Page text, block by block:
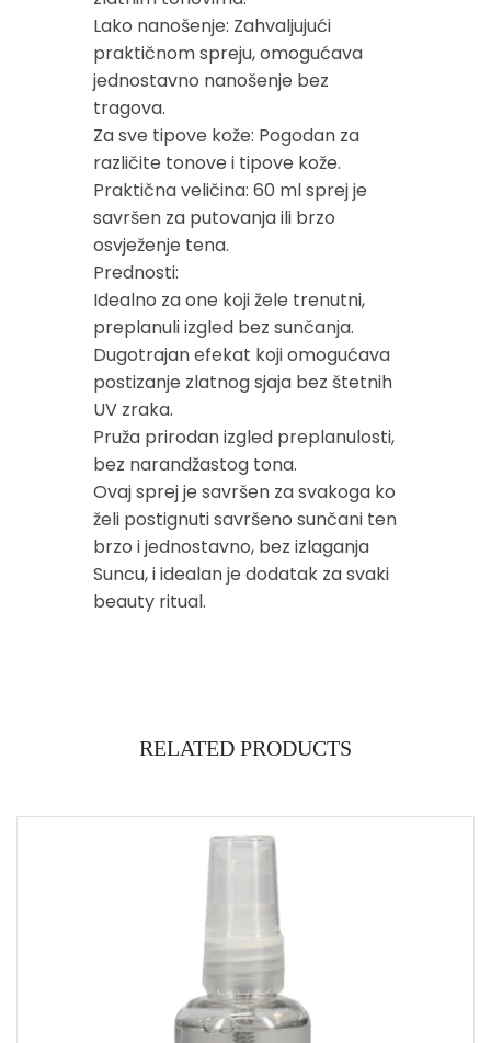
Lako nanošenje: Zahvaljujući
praktičnom spreju, omogućava
jednostavno nanošenje bez
tragova.
Za sve tipove kože: Pogodan za
različite tonove i tipove kože.
Praktična veličina: 60 ml sprej je
savršen za putovanja ili brzo
osvježenje tena.
Prednosti:
Idealno za one koji žele trenutni,
preplanuli izgled bez sunčanja.
Dugotrajan efekat koji omogućava
postizanje zlatnog sjaja bez štetnih
UV zraka.
Pruža prirodan izgled preplanulosti,
bez narandžastog tona.
Ovaj sprej je savršen za svakoga ko
želi postignuti savršeno sunčani ten
brzo i jednostavno, bez izlaganja
Suncu, i idealan je dodatak za svaki
beauty ritual.
RELATED PRODUCTS